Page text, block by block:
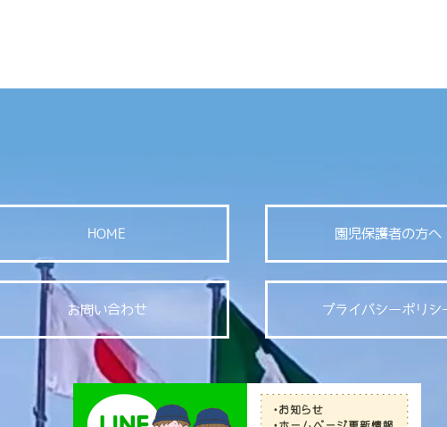
HOME 園児保護者の方へ
お問い合わせ プライバシーポリシ